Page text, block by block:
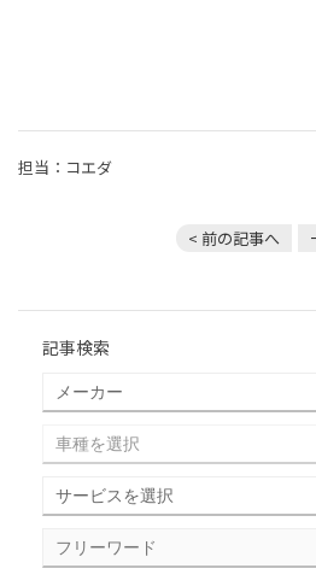
担当：コエダ
< 前の記事へ
記事検索